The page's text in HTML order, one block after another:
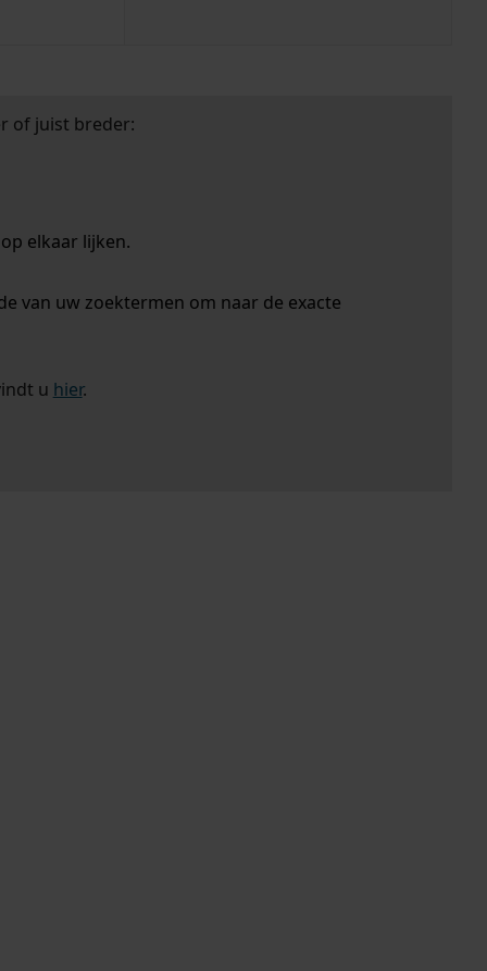
of juist breder:
elkaar lijken.
van uw zoektermen om naar de exacte
u hier.